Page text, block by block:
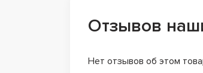
Отзывов
Нет отзывов об этом